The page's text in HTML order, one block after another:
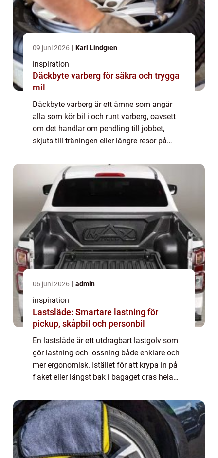
09 juni 2026 Karl Lindgren
inspiration
Däckbyte varberg för säkra och trygga
mil
Däckbyte varberg är ett ämne som angår
alla som kör bil i och runt varberg, oavsett
om det handlar om pendling till jobbet,
skjuts till träningen eller längre resor på
rätt däck för att klara vädret, väglag...
06 juni 2026 admin
inspiration
Lastsläde: Smartare lastning för
pickup, skåpbil och personbil
En lastsläde är ett utdragbart lastgolv som
gör lastning och lossning både enklare och
mer ergonomisk. Istället för att krypa in på
flaket eller längst bak i bagaget dras hela